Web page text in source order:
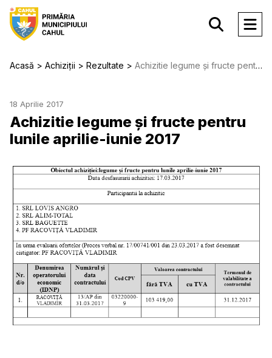
Acasă Achiziții Rezultate Achizitie legume și fructe pentru lunile aprilie-iunie 2017
18 Aprilie 2017
Achizitie legume și fructe pentru
lunile aprilie-iunie 2017